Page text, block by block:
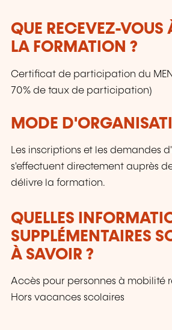
QUE RECEVEZ-VOUS
LA FORMATION ?
Certificat de participation du
70% de taux de participation)
MODE
Les inscriptions et les demandes
s'effectuent directement auprès
délivre la formation.
QUELLES
SUPPLÉMENTAIRES
À SAVOIR ?
Accès pour personnes à mobilité
Hors vacances scolaires